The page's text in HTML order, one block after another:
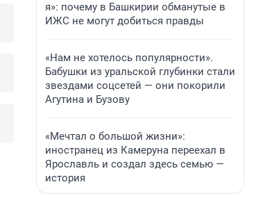
я»: почему в Башкирии обманутые в
ИЖС не могут добиться правды
«Нам не хотелось популярности».
Бабушки из уральской глубинки стали
звездами соцсетей — они покорили
Агутина и Бузову
«Мечтал о большой жизни»:
иностранец из Камеруна переехал в
Ярославль и создал здесь семью —
история